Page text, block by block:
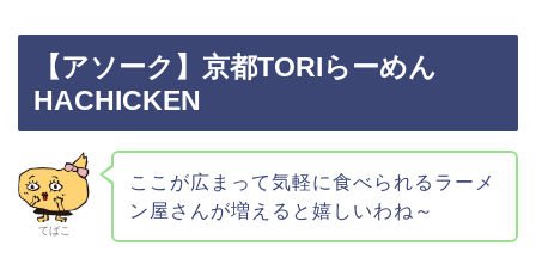
【アソーク】京都TORIらーめん
HACHICKEN
てばこ
ここが広まって気軽に食べられるラーメ
ン屋さんが増えると嬉しいわね～